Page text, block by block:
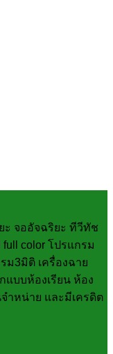
ะ จออัจฉริยะ ทีวีทัช
color โปรแกรม
ม3มิติ เครื่องฉาย
บบห้องเรียน ห้อง
ำหน่าย และมีเครดิต